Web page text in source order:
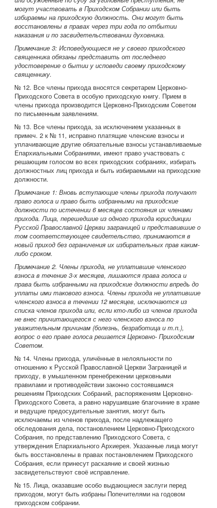
могут участвовать в Приходском Собрании или быть
избираемы на приходскую должность. Они могут быть
восстановлены в правах через три года по отбытии
наказания и по засвидетельствовании духовника.
Примечание 3: Исповедующиеся не у своего приходского
священника обязаны представить от последнего
удостоверение о бытии у исповеди своему приходскому
священнику.
№ 12. Все члены прихода вносятся секретарем Церковно-
Приходского Совета в особую приходскую книгу. Прием в
члены прихода производится Церковно-Приходским Советом
по письменным заявлениям.
№ 13. Все члены прихода, за исключением указанных в
примеч. 2 к № 11, исправно платящие членские взносы и
уплачивающие другие обязательные взносы устанавливаемые
Епархиальными Собраниями, имеют право участвовать с
решающим голосом во всех приходских собраниях, избирать
должностных лиц прихода и быть избираемыми на приходские
должности.
Примечание 1: Вновь вступающие члены прихода получают
право голоса и право быть избранными на приходские
должности по истечении 6 месяцев состояния их членами
прихода. Лица, перешедшие из одного прихода юрисдикции
Русской Православной Церкви заграницей и представившие о
том соответствующее свидетельство, принимаются в
новый приход без ограничения их избирательных прав каким-
либо сроком.
Примечание 2. Члены прихода, не уплатившие членского
взноса в течение 3-х месяцев, лишаются права голоса и
права быть избранными на приходские должности впредь до
уплаты ими такового взноса. Члены прихода не уплатившие
членского взноса в течении 12 месяцев, исключаются из
списка членов прихода или, если кто-либо из членов прихода
не внес причитающегося с него членского взноса по
уважительным причинам (болезнь, безработица и т.п.),
вопрос о его праве голоса решается Церковно- Приходским
Советом.
№ 14. Члены прихода, уличённые в нелояльности по
отношению к Русской Православной Церкви Заграницей и
приходу, в умышленном пренебрежении церковными
правилами и противодействии законно состоявшимся
решениям Приходских Собраний, распоряжениям Церковно-
Приходского Совета, а равно нарушившие благочиние в храме
и ведущие предосудительные занятия, могут быть
исключаемы из членов прихода, после надлежащего
обследования дела, постановлением Церковно-Приходского
Собрания, по представлению Приходского Совета, с
утверждения Епархиального Архиерея. Указанные лица могут
быть восстановлены в правах постановлением Приходского
Собрания, если принесут раскаяние и своей жизнью
засвидетельствуют своё исправление.
№ 15. Лица, оказавшие особо выдающиеся заслуги перед
приходом, могут быть избраны Попечителями на годовом
приходском собрании.